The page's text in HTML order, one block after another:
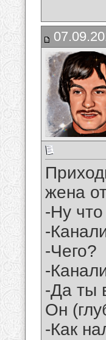
жена
-Ну
-
-Чего?
-
-Да ты
Он
-Как